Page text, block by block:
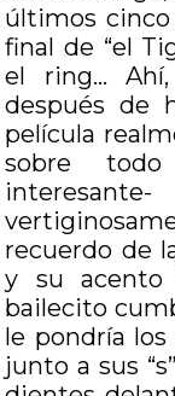
últimos cinco
final de “el
el ring…
después de
película
sobre
recuerdo de
y su acento
bailecito
le pondría
junto a sus